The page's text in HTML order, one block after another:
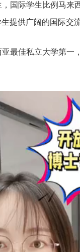
国际学生比例马来
提供广阔的国际交流
最佳私立大学第一